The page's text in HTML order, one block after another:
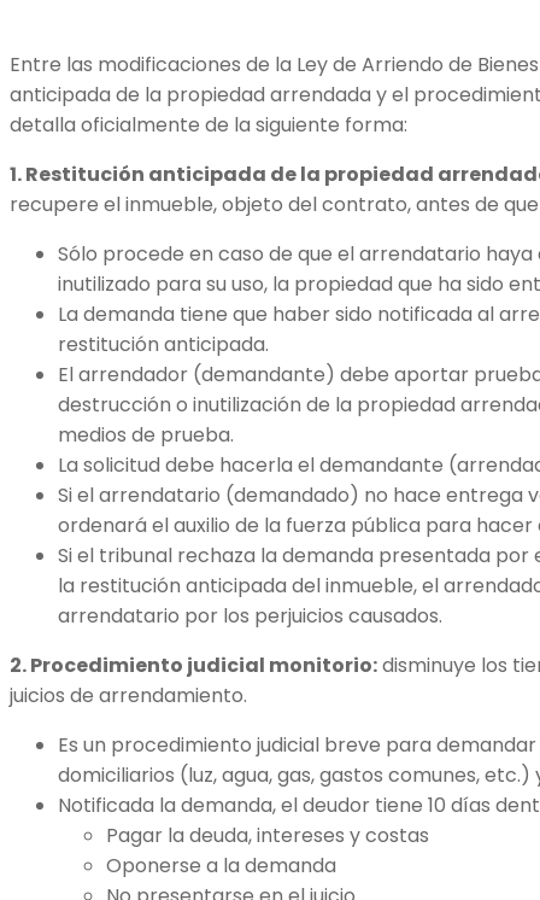
Entre las modificaciones de la Ley de Arriendo de
anticipada de la propiedad arrendada y el
detalla oficialmente de la siguiente forma:
1. Restitución anticipada de la propiedad
recupere el inmueble, objeto del contrato, antes de
Sólo procede en caso de que el arrendatario
inutilizado para su uso, la propiedad que ha sido
La demanda tiene que haber sido notificada al
restitución anticipada.
El arrendador (demandante) debe aportar
destrucción o inutilización de la propiedad
medios de prueba.
La solicitud debe hacerla el demandante
Si el arrendatario (demandado) no hace entrega
ordenará el auxilio de la fuerza pública para hacer
Si el tribunal rechaza la demanda presentada por
la restitución anticipada del inmueble, el
arrendatario por los perjuicios causados.
2. Procedimiento judicial monitorio:disminuye los
juicios de arrendamiento.
Es un procedimiento judicial breve para
domiciliarios (luz, agua, gas, gastos comunes,
Notificada la demanda, el deudor tiene 10 días
Pagar la deuda, intereses y costas
Oponerse a la demanda